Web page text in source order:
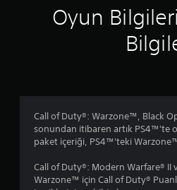
Oyun
Call of Duty®: Warzone™, Black
sonundan itibaren artık PS4™'te
paket içeriği, PS4™'teki
Call of Duty®: Modern Warfare® II
Warzone™ için Call of Duty®